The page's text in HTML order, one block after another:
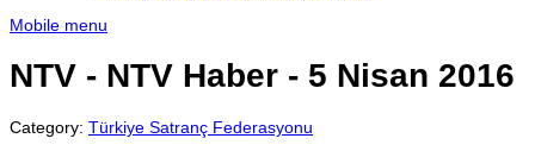
Mobile menu
NTV - NTV Haber - 5 Nisan 2016
Category: Türkiye Satranç Federasyonu